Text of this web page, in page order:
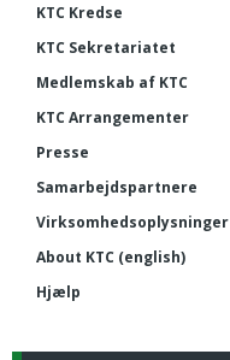
KTC Kredse
KTC Sekretariatet
Medlemskab af KTC
KTC Arrangementer
Presse
Samarbejdspartnere
Virksomhedsoplysninger
About KTC (english)
Hjælp